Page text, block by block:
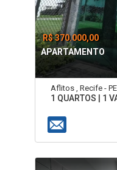
R$ 370.000,00
APARTAMENTO
Aflitos , Recife - PE
1 QUARTOS | 1